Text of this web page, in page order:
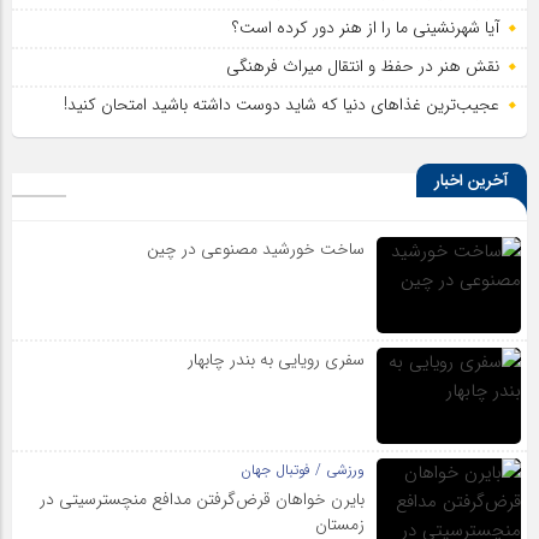
آیا شهرنشینی ما را از هنر دور کرده است؟
نقش هنر در حفظ و انتقال میراث فرهنگی
عجیب‌ترین غذاهای دنیا که شاید دوست داشته باشید امتحان کنید!
آخرین اخبار
ساخت خورشید مصنوعی در چین
سفری رویایی به بندر چابهار
ورزشی / فوتبال جهان
بایرن خواهان قرض‌گرفتن مدافع منچسترسیتی در
زمستان